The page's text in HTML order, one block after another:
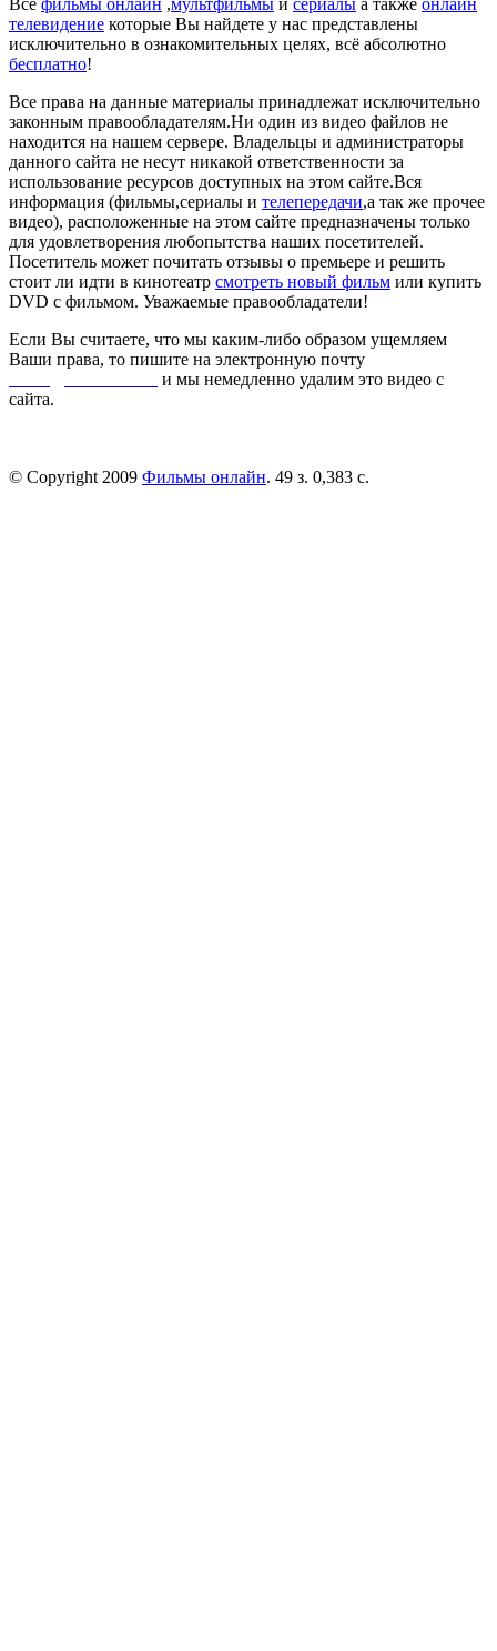
телевидение которые Вы найдете у нас представлены
исключительно в ознакомительных целях, всё абсолютно
бесплатно!
Все права на данные материалы принадлежат исключительно
законным правообладателям.Ни один из видео файлов не
находится на нашем сервере. Владельцы и администраторы
данного сайта не несут никакой ответственности за
использование ресурсов доступных на этом сайте.Вся
информация (фильмы,сериалы и телепередачи,а так же прочее
видео), расположенные на этом сайте предназначены только
для удовлетворения любопытства наших посетителей.
Посетитель может почитать отзывы о премьере и решить
стоит ли идти в кинотеатр смотреть новый фильм или купить
DVD с фильмом. Уважаемые правообладатели!
Если Вы считаете, что мы каким-либо образом ущемляем
Ваши права, то пишите на электронную почту
и мы немедленно удалим это видео с
сайта.
© Copyright 2009 Фильмы онлайн. 49 з. 0,383 с.